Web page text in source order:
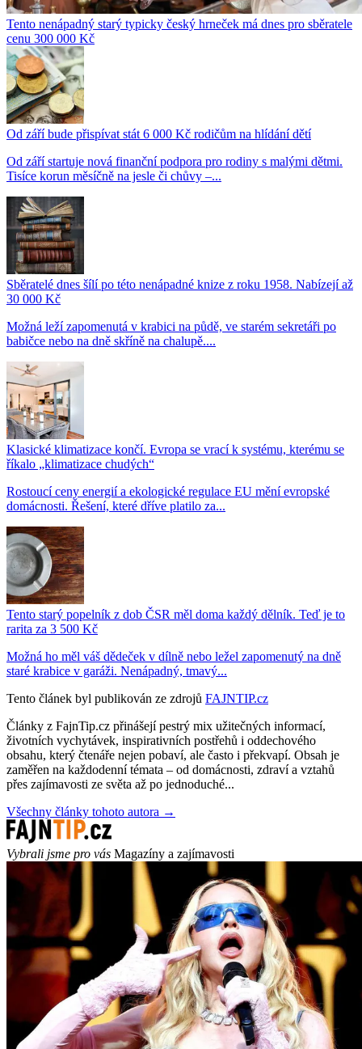
Tento nenápadný starý typicky český hrneček má dnes pro sběratele
cenu 300 000 Kč
Od září bude přispívat stát 6 000 Kč rodičům na hlídání dětí
Od září startuje nová finanční podpora pro rodiny s malými dětmi.
Tisíce korun měsíčně na jesle či chůvy –...
Sběratelé dnes šílí po této nenápadné knize z roku 1958. Nabízejí až
30 000 Kč
Možná leží zapomenutá v krabici na půdě, ve starém sekretáři po
babičce nebo na dně skříně na chalupě....
Klasické klimatizace končí. Evropa se vrací k systému, kterému se
říkalo „klimatizace chudých“
Rostoucí ceny energií a ekologické regulace EU mění evropské
domácnosti. Řešení, které dříve platilo za...
Tento starý popelník z dob ČSR měl doma každý dělník. Teď je to
rarita za 3 500 Kč
Možná ho měl váš dědeček v dílně nebo ležel zapomenutý na dně
staré krabice v garáži. Nenápadný, tmavý...
Tento článek byl publikován ze zdrojů FAJNTIP.cz
Články z FajnTip.cz přinášejí pestrý mix užitečných informací,
životních vychytávek, inspirativních postřehů i oddechového
obsahu, který čtenáře nejen pobaví, ale často i překvapí. Obsah je
zaměřen na každodenní témata – od domácnosti, zdraví a vztahů
přes zajímavosti ze světa až po jednoduché...
Všechny články tohoto autora →
Vybrali jsme pro vás Magazíny a zajímavosti